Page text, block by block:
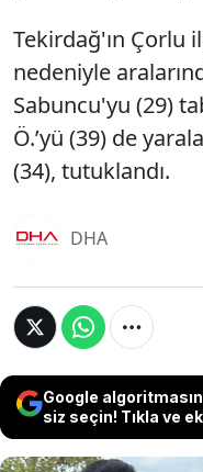
Tekirdağ'ın Çorlu
nedeniyle
Sabuncu'yu (29)
Ö.’yü (39) de
(34), tutuklandı.
DHA
Google
siz seçin! Tıkla ve